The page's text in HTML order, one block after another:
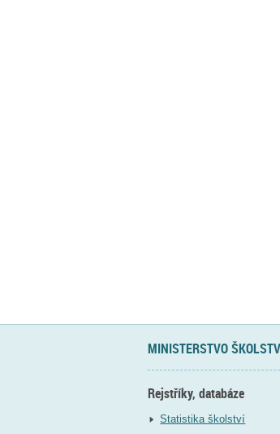
MINISTERSTVO
Rejstříky, databáze
Statistika školství